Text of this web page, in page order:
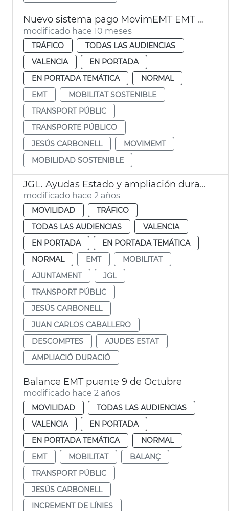
Nuevo sistema pago MovimEMT EMT València
modificado hace 10 meses
TRÁFICO
TODAS LAS AUDIENCIAS
VALENCIA
EN PORTADA
EN PORTADA TEMÁTICA
NORMAL
EMT
MOBILITAT SOSTENIBLE
TRANSPORT PÚBLIC
TRANSPORTE PÚBLICO
JESÚS CARBONELL
MOVIMEMT
MOBILIDAD SOSTENIBLE
JGL. Ayudas Estado y ampliación duración descuentos EMT
modificado hace 2 años
MOVILIDAD
TRÁFICO
TODAS LAS AUDIENCIAS
VALENCIA
EN PORTADA
EN PORTADA TEMÁTICA
NORMAL
EMT
MOBILITAT
AJUNTAMENT
JGL
TRANSPORT PÚBLIC
JESÚS CARBONELL
JUAN CARLOS CABALLERO
DESCOMPTES
AJUDES ESTAT
AMPLIACIÓ DURACIÓ
Balance EMT puente 9 de Octubre
modificado hace 2 años
MOVILIDAD
TODAS LAS AUDIENCIAS
VALENCIA
EN PORTADA
EN PORTADA TEMÁTICA
NORMAL
EMT
MOBILITAT
BALANÇ
TRANSPORT PÚBLIC
JESÚS CARBONELL
INCREMENT DE LÍNIES